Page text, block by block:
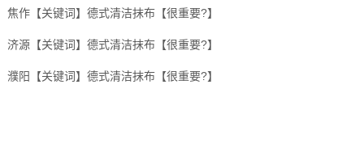
焦作【关键词】德式清洁抹布【很重要?】
济源【关键词】德式清洁抹布【很重要?】
濮阳【关键词】德式清洁抹布【很重要?】